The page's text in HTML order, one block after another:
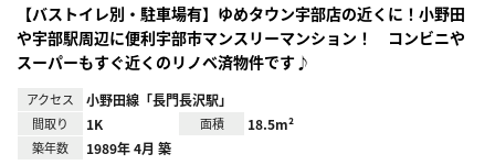
【バストイレ別・駐車場有】ゆめタウン宇部店の近くに！小野田
や宇部駅周辺に便利宇部市マンスリーマンション！ コンビニや
スーパーもすぐ近くのリノベ済物件です♪
アクセス 小野田線「長門長沢駅」
間取り 1K 面積 18.5m²
築年数 1989年 4月 築